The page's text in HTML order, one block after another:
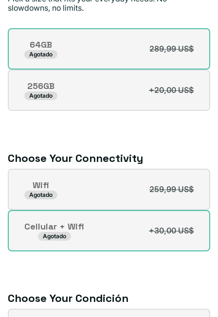
slowdowns, no limits.
Storage
64GB
Agotado
289,99 US$
Variante
no
disponible
256GB
Agotado
+20,00 US$
Variante
Choose Your Connectivity
Connectivity
Wifi
Agotado
259,99 US$
Variante
no
disponible
Cellular + Wifi
Agotado
+30,00 US$
Variante
Choose Your Condición